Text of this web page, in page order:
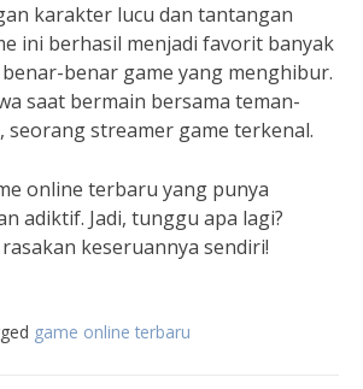
karakter lucu dan tantangan
ini berhasil menjadi favorit banyak
benar-benar game yang menghibur.
saat bermain bersama teman-
seorang streamer game terkenal.
online terbaru yang punya
adiktif. Jadi, tunggu apa lagi?
keseruannya sendiri!
game online terbaru